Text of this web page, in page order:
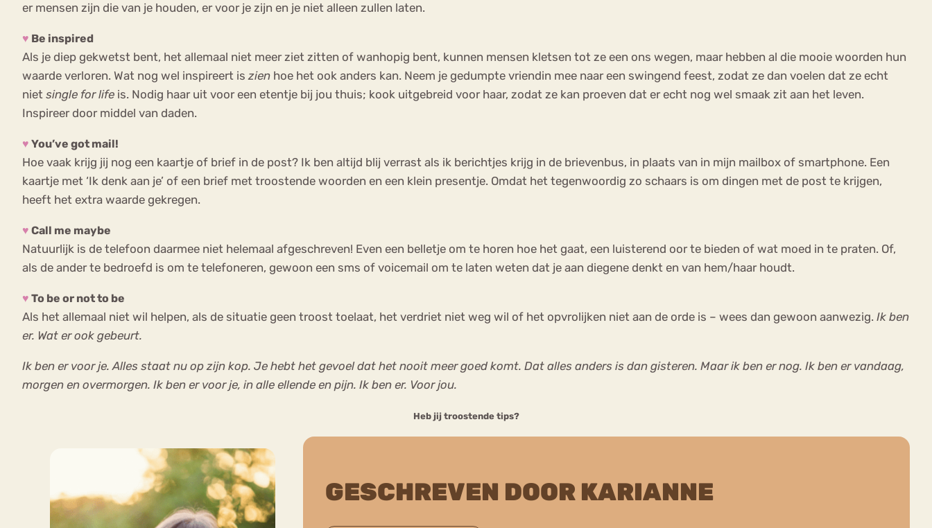
er mensen zijn die van je houden, er voor je zijn en je niet alleen zullen laten.
♥ Be inspired
Als je diep gekwetst bent, het allemaal niet meer ziet zitten of wanhopig bent, kunnen mensen kletsen tot ze een ons wegen, maar hebben al die mooie woorden hun
waarde verloren. Wat nog wel inspireert iszien hoe het ook anders kan. Neem je gedumpte vriendin mee naar een swingend feest, zodat ze dan voelen dat ze echt
niet single for life is. Nodig haar uit voor een etentje bij jou thuis; kook uitgebreid voor haar, zodat ze kan proeven dat er echt nog wel smaak zit aan het leven.
Inspireer door middel van daden.
♥ You’ve got mail!
Hoe vaak krijg jij nog een kaartje of brief in de post? Ik ben altijd blij verrast als ik berichtjes krijg in de brievenbus, in plaats van in mijn mailbox of smartphone. Een
kaartje met ‘Ik denk aan je’ of een brief met troostende woorden en een klein presentje. Omdat het tegenwoordig zo schaars is om dingen met de post te krijgen,
heeft het extra waarde gekregen.
♥ Call me maybe
Natuurlijk is de telefoon daarmee niet helemaal afgeschreven! Even een belletje om te horen hoe het gaat, een luisterend oor te bieden of wat moed in te praten. Of,
als de ander te bedroefd is om te telefoneren, gewoon een sms of voicemail om te laten weten dat je aan diegene denkt en van hem/haar houdt.
♥ To be or not to be
Als het allemaal niet wil helpen, als de situatie geen troost toelaat, het verdriet niet weg wil of het opvrolijken niet aan de orde is – wees dan gewoon aanwezig. Ik ben
er. Wat er ook gebeurt.
Ik ben er voor je. Alles staat nu op zijn kop. Je hebt het gevoel dat het nooit meer goed komt. Dat alles anders is dan gisteren. Maar ik ben er nog. Ik ben er vandaag,
morgen en overmorgen. Ik ben er voor je, in alle ellende en pijn. Ik ben er. Voor jou.
Heb jij troostende tips?
GESCHREVEN DOOR KARIANNE